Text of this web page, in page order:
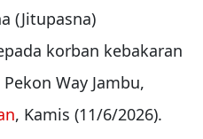
(Jitupasna)
korban kebakaran
Way Jambu,
, Kamis (11/6/2026).